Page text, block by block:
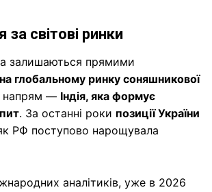
за світові ринки
залишаються прямими
глобальному ринку соняшникової
напрям — Індія, яка формує
. За останні роки позиції України
РФ поступово нарощувала
аналітиків, уже в 2026